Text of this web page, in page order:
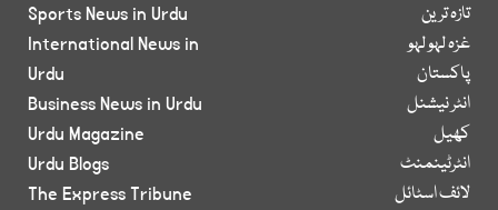
تازہ ترین
غزہ لہو لہو
پاکستان
انٹر نیشنل
کھیل
انٹرٹینمنٹ
لائف اسٹائل
Sports News in Urdu
International News in
Urdu
Business News in Urdu
Urdu Magazine
Urdu Blogs
The Express Tribune